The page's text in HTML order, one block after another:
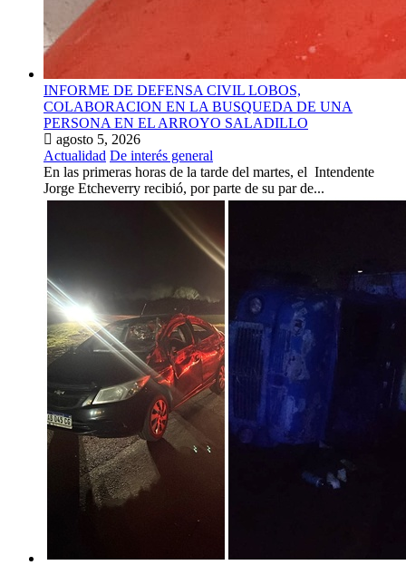
INFORME DE DEFENSA CIVIL LOBOS,
COLABORACION EN LA BUSQUEDA DE UNA
PERSONA EN EL ARROYO SALADILLO
agosto 5, 2026
Actualidad De interés general
En las primeras horas de la tarde del martes, el Intendente
Jorge Etcheverry recibió, por parte de su par de...